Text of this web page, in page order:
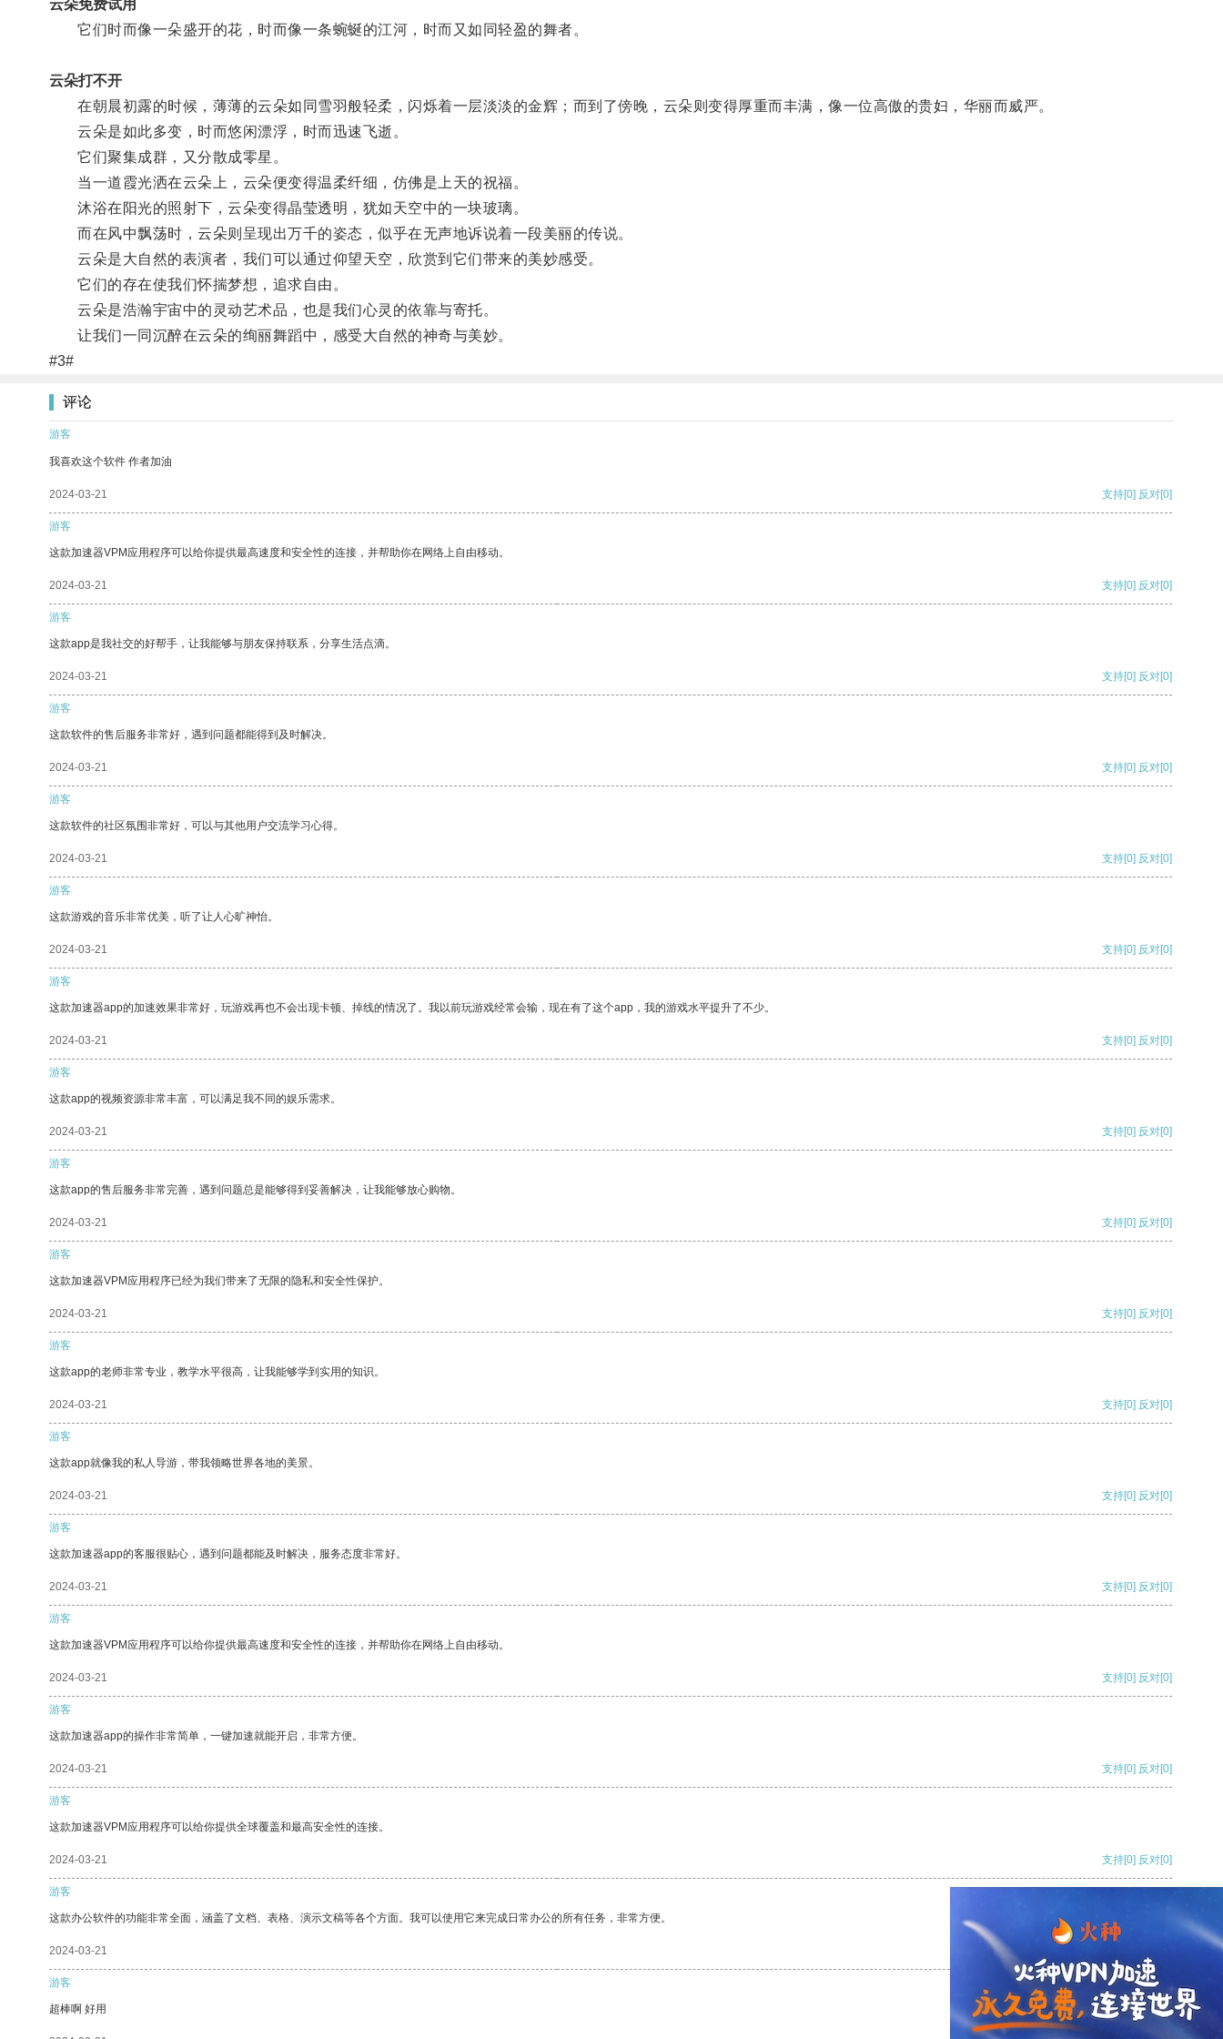
云朵免费试用
它们时而像一朵盛开的花，时而像一条蜿蜒的江河，时而又如同轻盈的舞者。
云朵打不开
在朝晨初露的时候，薄薄的云朵如同雪羽般轻柔，闪烁着一层淡淡的金辉；而到了傍晚，云朵则变得厚重而丰满，像一位高傲的贵妇，华丽而威严。
云朵是如此多变，时而悠闲漂浮，时而迅速飞逝。
它们聚集成群，又分散成零星。
当一道霞光洒在云朵上，云朵便变得温柔纤细，仿佛是上天的祝福。
沐浴在阳光的照射下，云朵变得晶莹透明，犹如天空中的一块玻璃。
而在风中飘荡时，云朵则呈现出万千的姿态，似乎在无声地诉说着一段美丽的传说。
云朵是大自然的表演者，我们可以通过仰望天空，欣赏到它们带来的美妙感受。
它们的存在使我们怀揣梦想，追求自由。
云朵是浩瀚宇宙中的灵动艺术品，也是我们心灵的依靠与寄托。
让我们一同沉醉在云朵的绚丽舞蹈中，感受大自然的神奇与美妙。
#3#
评论
游客
我喜欢这个软件 作者加油
2024-03-21 支持[0] 反对[0]
游客
这款加速器VPM应用程序可以给你提供最高速度和安全性的连接，并帮助你在网络上自由移动。
2024-03-21 支持[0] 反对[0]
游客
这款app是我社交的好帮手，让我能够与朋友保持联系，分享生活点滴。
2024-03-21 支持[0] 反对[0]
游客
这款软件的售后服务非常好，遇到问题都能得到及时解决。
2024-03-21 支持[0] 反对[0]
游客
这款软件的社区氛围非常好，可以与其他用户交流学习心得。
2024-03-21 支持[0] 反对[0]
游客
这款游戏的音乐非常优美，听了让人心旷神怡。
2024-03-21 支持[0] 反对[0]
游客
这款加速器app的加速效果非常好，玩游戏再也不会出现卡顿、掉线的情况了。我以前玩游戏经常会输，现在有了这个app，我的游戏水平提升了不少。
2024-03-21 支持[0] 反对[0]
游客
这款app的视频资源非常丰富，可以满足我不同的娱乐需求。
2024-03-21 支持[0] 反对[0]
游客
这款app的售后服务非常完善，遇到问题总是能够得到妥善解决，让我能够放心购物。
2024-03-21 支持[0] 反对[0]
游客
这款加速器VPM应用程序已经为我们带来了无限的隐私和安全性保护。
2024-03-21 支持[0] 反对[0]
游客
这款app的老师非常专业，教学水平很高，让我能够学到实用的知识。
2024-03-21 支持[0] 反对[0]
游客
这款app就像我的私人导游，带我领略世界各地的美景。
2024-03-21 支持[0] 反对[0]
游客
这款加速器app的客服很贴心，遇到问题都能及时解决，服务态度非常好。
2024-03-21 支持[0] 反对[0]
游客
这款加速器VPM应用程序可以给你提供最高速度和安全性的连接，并帮助你在网络上自由移动。
2024-03-21 支持[0] 反对[0]
游客
这款加速器app的操作非常简单，一键加速就能开启，非常方便。
2024-03-21 支持[0] 反对[0]
游客
这款加速器VPM应用程序可以给你提供全球覆盖和最高安全性的连接。
2024-03-21 支持[0] 反对[0]
游客
这款办公软件的功能非常全面，涵盖了文档、表格、演示文稿等各个方面。我可以使用它来完成日常办公的所有任务，非常方便。
2024-03-21
游客
超棒啊 好用